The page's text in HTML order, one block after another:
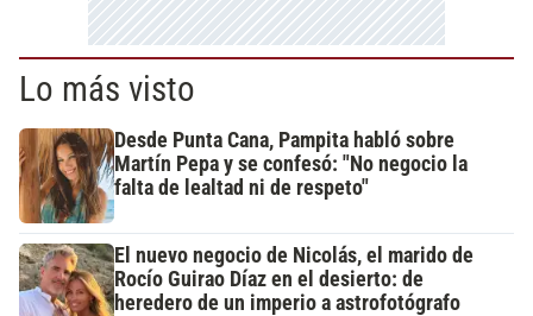
Lo más visto
Desde Punta Cana, Pampita habló sobre
Martín Pepa y se confesó: "No negocio la
falta de lealtad ni de respeto"
El nuevo negocio de Nicolás, el marido de
Rocío Guirao Díaz en el desierto: de
heredero de un imperio a astrofotógrafo